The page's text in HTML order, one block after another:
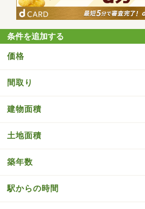
条件を追加する
価格
間取り
建物面積
土地面積
築年数
駅からの時間